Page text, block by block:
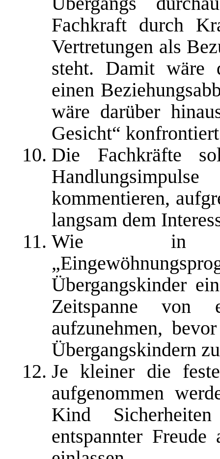
Fachkraft durch
Vertretungen als
steht. Damit wäre
einen
wäre darüber
Gesicht“
Die Fachkräfte
kommentieren,
langsam dem
Wie in
Übergangskinder
Zeitspanne von
aufzunehmen,
Übergangskindern
Je kleiner die
aufgenommen
Kind
entspannter